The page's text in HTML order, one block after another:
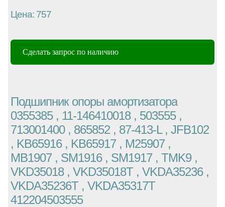
Цена: 757
Сделать запрос по наличию
Подшипник опоры амортизатора
0355385 , 11-146410018 , 503555 ,
713001400 , 865852 , 87-413-L , JFB102
, KB65916 , KB65917 , M25907 ,
MB1907 , SM1916 , SM1917 , TMK9 ,
VKD35018 , VKD35018T , VKDA35236 ,
VKDA35236T , VKDA35317T
412204503555